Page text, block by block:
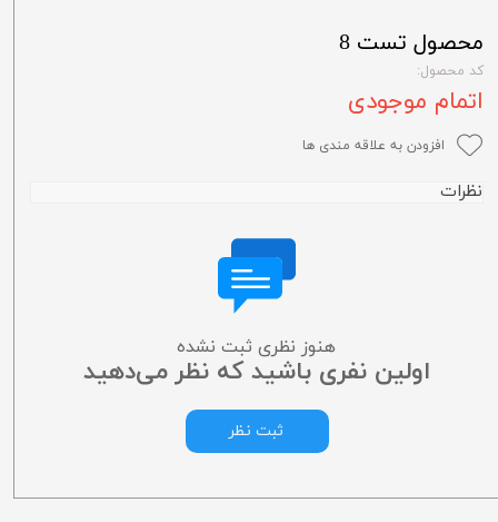
محصول تست 8
کد محصول:
اتمام موجودی
افزودن به علاقه مندی ها
نظرات
هنوز نظری ثبت نشده
اولین نفری باشید که نظر می‌دهید
ثبت نظر